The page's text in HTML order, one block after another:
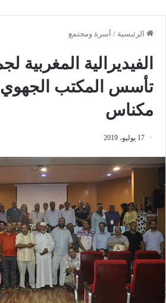
الرئيسية / أسرة ومجتمع
الفيديرالية المغربية
تأسس المكتب
مكناس
17 يوليو، 2019